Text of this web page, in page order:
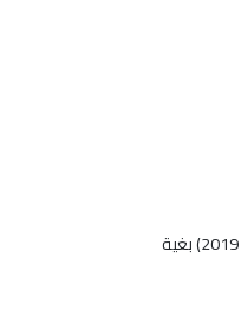
نُفذ البحث على أشجار صنفي الزيتون الصوارني والدعيبلي بعمر 18 سنة المزروعة في قرية الربيعة الواقعة على بعد 10كم غرب حمص، خلال الموسمين الزراعيين (2017 - 2018)، (2018 - 2019) بغية